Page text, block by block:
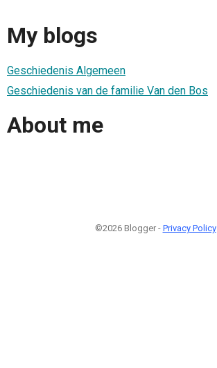
My blogs
Geschiedenis Algemeen
Geschiedenis van de familie Van den Bos
About me
©2026 Blogger - Privacy Policy